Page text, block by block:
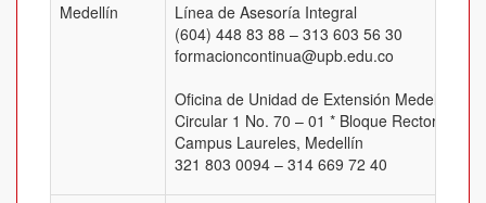
Medellín
Línea de Asesoría Integral
(604) 448 83 88 – 313 603 56 30
formacioncontinua@upb.edu.co
Oficina de Unidad de Extensión Medellín
Circular 1 No. 70 – 01 * Bloque Rectoral, Of.
Campus Laureles, Medellín
321 803 0094 – 314 669 72 40